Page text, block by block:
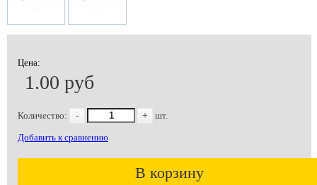
Цена:
1.00 руб
Количество: - + шт.
Добавить к сравнению
В корзину